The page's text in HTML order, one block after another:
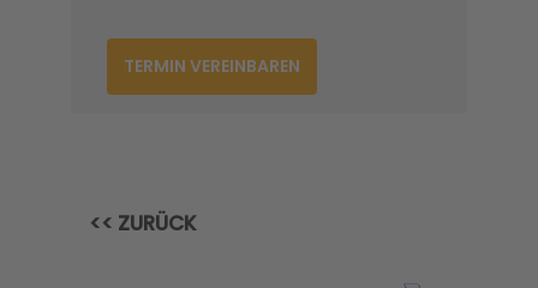
TERMIN VEREINBAREN
<< ZURÜCK